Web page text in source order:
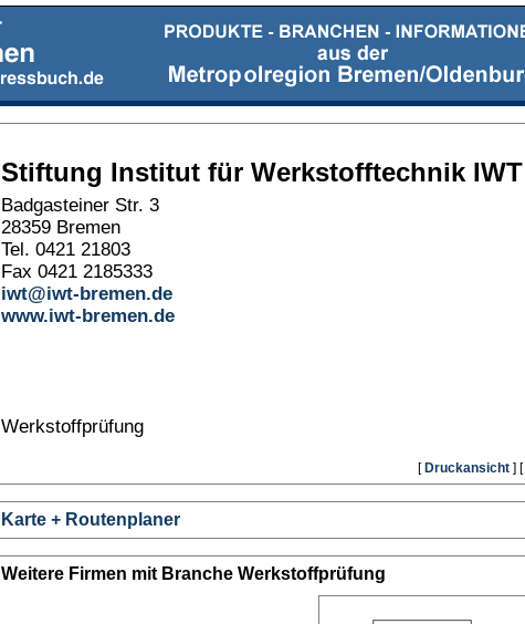
Stiftung Institut für Werkstofftechnik IWT
Badgasteiner Str. 3
28359 Bremen
Tel. 0421 21803
Fax 0421 2185333
iwt@iwt-bremen.de
www.iwt-bremen.de
Werkstoffprüfung
[Druckansicht ] [
Karte + Routenplaner
Weitere Firmen mit Branche Werkstoffprüfung